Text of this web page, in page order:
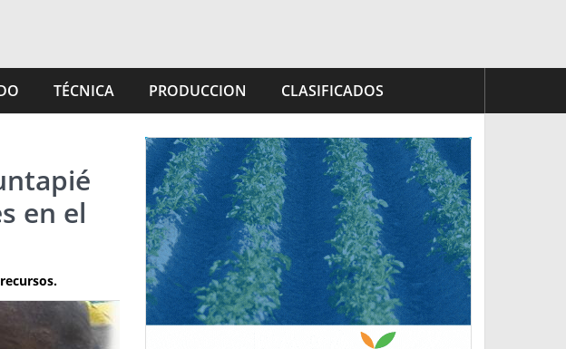
TÉCNICA PRODUCCION CLASIFICADOS
en el